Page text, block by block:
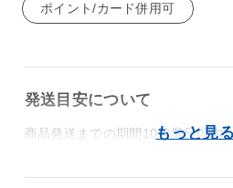
ポイント/カード併用可
発送目安について
商品発送までの期間10営業日以内